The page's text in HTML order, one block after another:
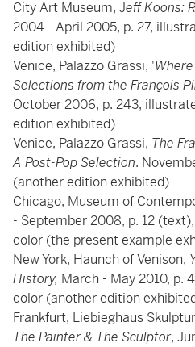
City Art Museum, Jeff Koons:
2004 - April 2005, p. 27,
edition exhibited)
Venice, Palazzo Grassi, '
Selections from the François
October 2006, p. 243,
edition exhibited)
Venice, Palazzo Grassi, The
A Post-Pop Selection.
(another edition exhibited)
Chicago, Museum of
- September 2008, p. 12
color (the present example
New York, Haunch of Venison,
History, March - May 2010, p.
color (another edition
Frankfurt, Liebieghaus
The Painter & The Sculptor,